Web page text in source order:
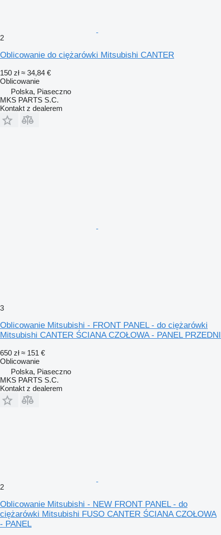
2
Oblicowanie do ciężarówki Mitsubishi CANTER
150 zł ≈ 34,84 €
Oblicowanie
Polska, Piaseczno
MKS PARTS S.C.
Kontakt z dealerem
3
Oblicowanie Mitsubishi - FRONT PANEL - do ciężarówki
Mitsubishi CANTER ŚCIANA CZOŁOWA - PANEL PRZEDNI
650 zł ≈ 151 €
Oblicowanie
Polska, Piaseczno
MKS PARTS S.C.
Kontakt z dealerem
2
Oblicowanie Mitsubishi - NEW FRONT PANEL - do
ciężarówki Mitsubishi FUSO CANTER ŚCIANA CZOŁOWA
- PANEL